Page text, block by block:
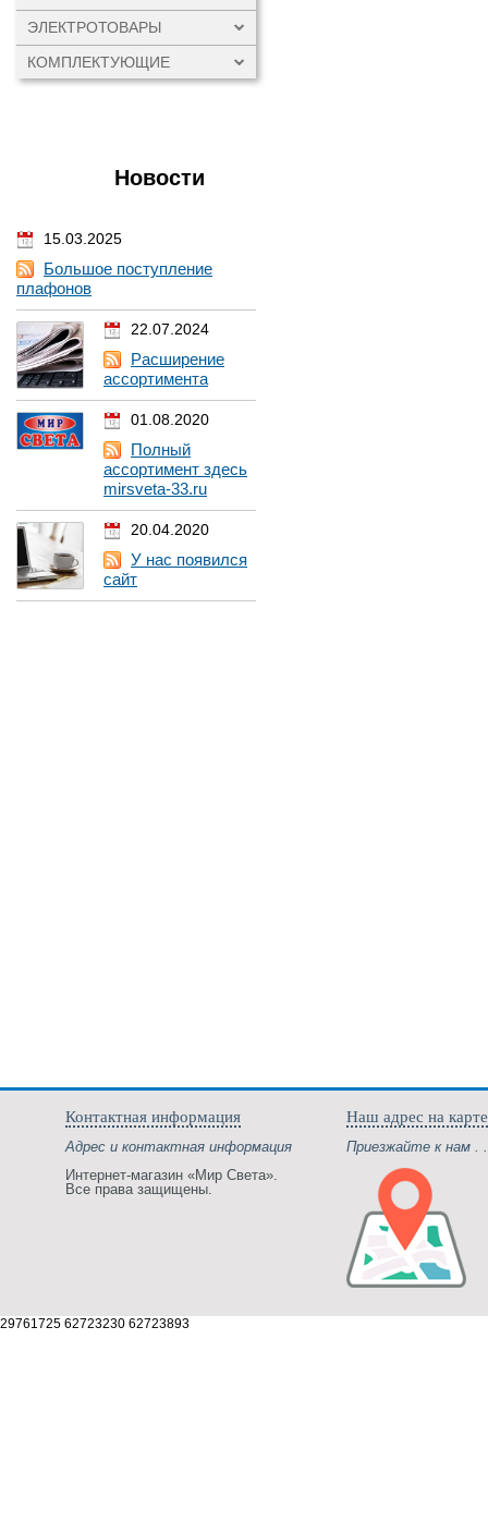
ЭЛЕКТРОТОВАРЫ
КОМПЛЕКТУЮЩИЕ
Новости
15.03.2025
Большое поступление
плафонов
22.07.2024
Расширение
ассортимента
01.08.2020
Полный
ассортимент здесь
mirsveta-33.ru
20.04.2020
У нас появился
сайт
Контактная информация
Адрес и контактная информация
Интернет-магазин «Мир Света».
Все права защищены.
Наш адрес на карте
Приезжайте к нам .
29761725 62723230 62723893